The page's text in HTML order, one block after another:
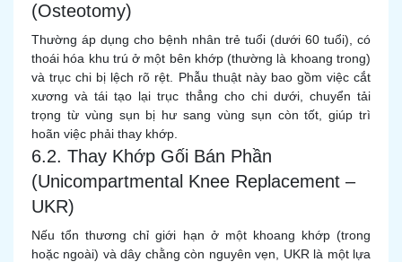
(Osteotomy)
Thường áp dụng cho bệnh nhân trẻ tuổi (dưới 60 tuổi), có
thoái hóa khu trú ở một bên khớp (thường là khoang trong)
và trục chi bị lệch rõ rệt. Phẫu thuật này bao gồm việc cắt
xương và tái tạo lại trục thẳng cho chi dưới, chuyển tải
trọng từ vùng sụn bị hư sang vùng sụn còn tốt, giúp trì
hoãn việc phải thay khớp.
6.2. Thay Khớp Gối Bán Phần
(Unicompartmental Knee Replacement –
UKR)
Nếu tổn thương chỉ giới hạn ở một khoang khớp (trong
hoặc ngoài) và dây chằng còn nguyên vẹn, UKR là một lựa